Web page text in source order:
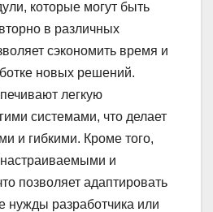
которые могут быть
в различных
сэкономить время и
новых решений.
легкую
системами, что делает
и гибкими. Кроме того,
настраиваемыми и
позволяет адаптировать
нужды разработчика или